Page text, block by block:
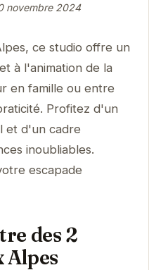
novembre 2024
ce studio offre un
à l'animation de la
en famille ou entre
Profitez d'un
et d'un cadre
inoubliables.
escapade
des 2
Alpes